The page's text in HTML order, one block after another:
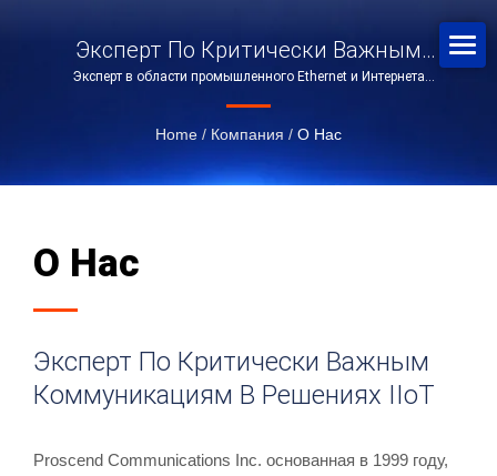
Эксперт По Критически Важным
Коммуникациям В Решениях IIoT
Эксперт в области промышленного Ethernet и Интернета
Home / Компания / О Нас
О Нас
Эксперт По Критически Важным
Коммуникациям В Решениях IIoT
Proscend Communications Inc. основанная в 1999 году,